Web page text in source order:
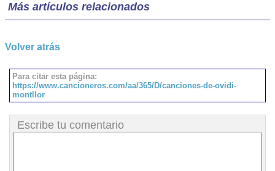
Más artículos relacionados
Volver atrás
Para citar esta página:
https://www.cancioneros.com/aa/365/D/canciones-de-ovidi-
montllor
Escribe tu comentario